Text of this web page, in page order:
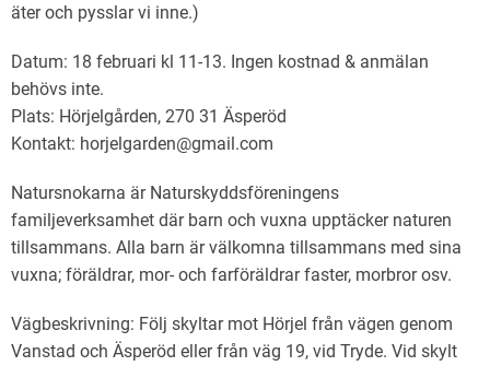
äter och pysslar vi inne.)
Datum: 18 februari kl 11-13. Ingen kostnad & anmälan
behövs inte.
Plats: Hörjelgården, 270 31 Äsperöd
Kontakt: horjelgarden@gmail.com
Natursnokarna är Naturskyddsföreningens
familjeverksamhet där barn och vuxna upptäcker naturen
tillsammans. Alla barn är välkomna tillsammans med sina
vuxna; föräldrar, mor- och farföräldrar faster, morbror osv.
Vägbeskrivning: Följ skyltar mot Hörjel från vägen genom
Vanstad och Äsperöd eller från väg 19, vid Tryde. Vid skylt